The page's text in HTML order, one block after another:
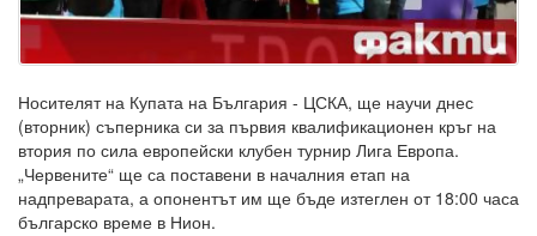
Носителят на Купата на България - ЦСКА, ще научи днес
(вторник) съперника си за първия квалификационен кръг на
втория по сила европейски клубен турнир Лига Европа.
„Червените“ ще са поставени в началния етап на
надпреварата, а опонентът им ще бъде изтеглен от 18:00 часа
българско време в Нион.